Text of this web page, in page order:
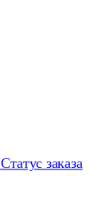
Статус заказа